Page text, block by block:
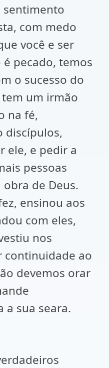
sentimento
com medo
você e ser
pecado, temos
o sucesso do
um irmão
na fé,
discípulos,
ele, e pedir a
pessoas
de Deus.
ensinou aos
com eles,
nos
continuidade ao
devemos orar
a sua seara.